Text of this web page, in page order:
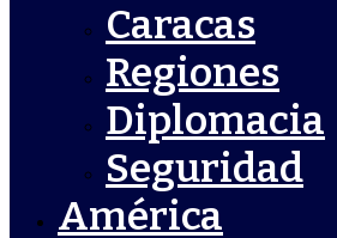
Caracas
Regiones
Diplomacia
Seguridad
América